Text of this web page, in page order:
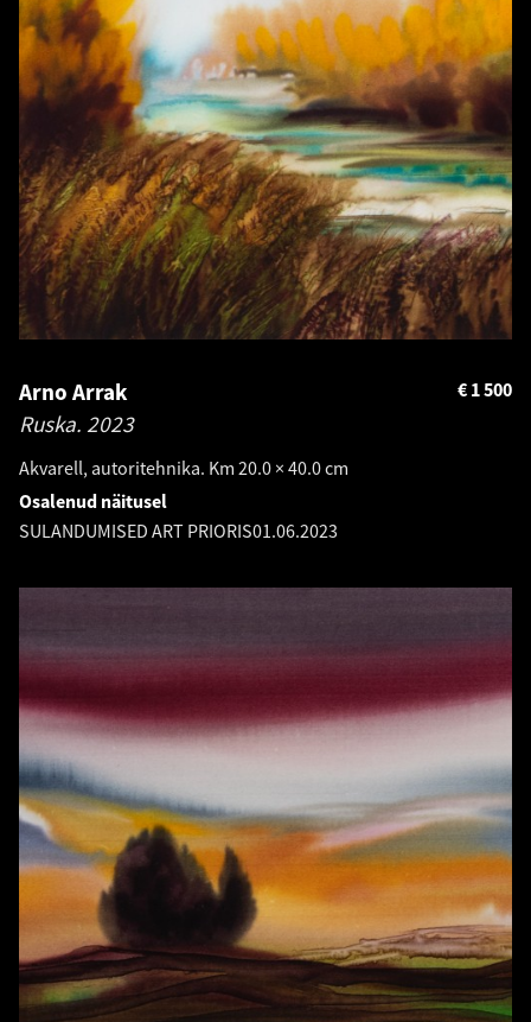
Arno Arrak
Ruska. 2023
Akvarell, autoritehnika. Km 20.0 × 40.0 cm
1 500
€
Osalenud näitusel
SULANDUMISED ART PRIORIS01.06.2023